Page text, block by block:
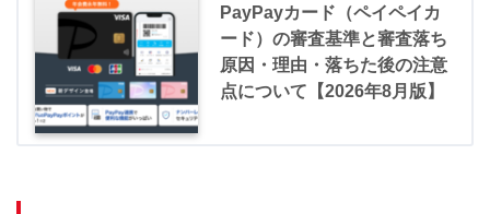
PayPayカード（ペイペイカ
ード）の審査基準と審査落ち
原因・理由・落ちた後の注意
点について【2026年8月版】